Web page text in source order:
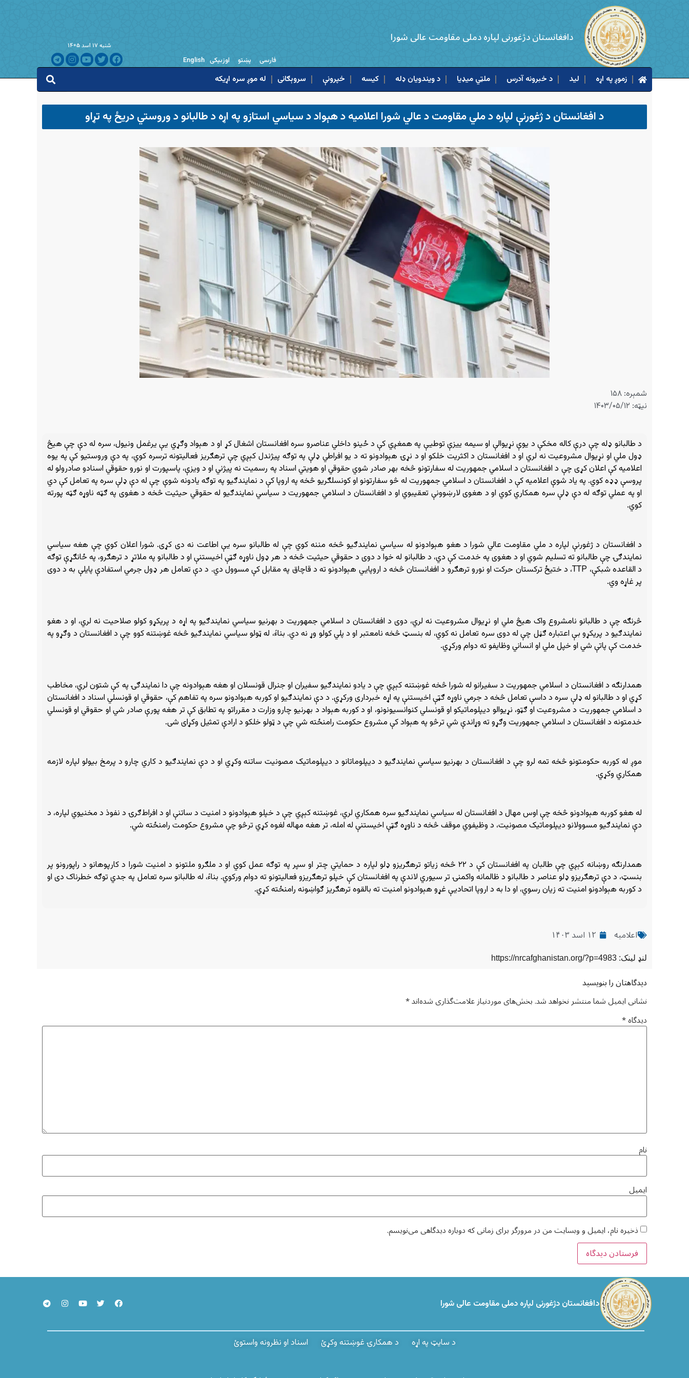
دافغانستان دژغورنی لپاره دملی مقاومت عالی شورا
فارسی پښتو اوزبیکی English
شنبه ۱۷ اسد ۱۴۰۵
زموږ په اړه لید د خبرونه آدرس ملټي میډیا د ویندویان ډله کیسه خپرونې له موږ سره اړیکه
د افغانستان د ژغورنې لپاره د ملي مقاومت د عالي شورا اعلامیه د هېواد د سیاسي استازو په اړه د طالبانو د وروستي دریځ په تړاو
شمېره: ۱۵۸
نیټه: ۱۴۰۳/۰۵/۱۲
د طالبانو ډله چې درې کاله مخکې د یوې نړیوالې او سیمه ییزې توطیې په همغږي کې د ځینو داخلي عناصرو سره افغانستان اشغال کړ او د هېواد وګړي یې یرغمل ونیول، سره له دې چې هیڅ
ډول ملي او نړیوال مشروعیت نه لري او د افغانستان د اکثریت خلکو او د نړۍ هېوادونو ته د یو افراطي ډلې په توګه پیژندل کېږي چې ترهګریز فعالیتونه ترسره کوي، په دې وروستیو کې په یوه
اعلامیه کې اعلان کړی چې د افغانستان د اسلامي جمهوریت له سفارتونو څخه بهر صادر شوي حقوقي او هویتي اسناد په رسمیت نه پیژني او د ویزې، پاسپورت او نورو حقوقي اسنادو صادرولو له
پروسې ډډه کوي. په یاد شوې اعلامیه کې د افغانستان د اسلامي جمهوریت له څو سفارتونو او کونسلګریو څخه په اروپا کې د نمایندګیو په توګه یادونه شوې چې له دې ډلې سره په تعامل کې دي
او په عملي توګه له دې ډلې سره همکاري کوي او د هغوی لارښوونې تعقیبوي او د افغانستان د اسلامي جمهوریت د سیاسي نمایندګیو له حقوقي حیثیت څخه د هغوی په ګټه ناوړه ګټه پورته
کوي.
د افغانستان د ژغورنې لپاره د ملي مقاومت عالي شورا د هغو هېوادونو له سیاسي نمایندګیو څخه مننه کوي چې له طالبانو سره یې اطاعت نه دی کړی. شورا اعلان کوي چې هغه سیاسي
نمایندګۍ چې طالبانو ته تسلیم شوي او د هغوی په خدمت کې دي، د طالبانو له خوا د دوی د حقوقي حیثیت څخه د هر ډول ناوړه ګټې اخیستنې او د طالبانو په ملاتړ د ترهګرو، په ځانګړې توګه
د القاعده شبکې، TTP، د ختیځ ترکستان حرکت او نورو ترهګرو د افغانستان څخه د اروپایي هېوادونو ته د قاچاق په مقابل کې مسوول دي. د دې تعامل هر ډول جرمي استفادې پایلې به د دوی
پر غاړه وي.
څرنګه چې د طالبانو نامشروع واک هیڅ ملي او نړیوال مشروعیت نه لري، دوی د افغانستان د اسلامي جمهوریت د بهرنیو سیاسي نمایندګیو په اړه د پریکړو کولو صلاحیت نه لري، او د هغو
نمایندګیو د پریکړو بې اعتباره ګڼل چې له دوی سره تعامل نه کوي، له بنسټ څخه نامعتبر او د پلي کولو وړ نه دي. بناءً، له ټولو سیاسي نمایندګیو څخه غوښتنه کوو چې د افغانستان د وګړو په
خدمت کې پاتې شي او خپل ملي او انساني وظایفو ته دوام ورکړي.
همدارنګه د افغانستان د اسلامي جمهوریت د سفیرانو له شورا څخه غوښتنه کېږي چې د یادو نمایندګیو سفیران او جنرال قونسلان او هغه هېوادونه چې دا نمایندګۍ په کې شتون لري، مخاطب
کړي او د طالبانو له ډلې سره د داسې تعامل څخه د جرمي ناوړه ګټې اخیستنې په اړه خبرداری ورکړي. د دې نمایندګیو او کوربه هېوادونو سره په تفاهم کې، حقوقي او قونسلي اسناد د افغانستان
د اسلامي جمهوریت د مشروعیت او ګټو، نړیوالو دیپلوماتیکو او قونسلي کنوانسیونونو، او د کوربه هېواد د بهرنیو چارو وزارت د مقرراتو په تطابق کې تر هغه پورې صادر شي او حقوقي او قونسلي
خدمتونه د افغانستان د اسلامي جمهوریت وګړو ته وړاندې شي ترڅو په هېواد کې مشروع حکومت رامنځته شي چې د ټولو خلکو د ارادې تمثیل وکړای شی.
موږ له کوربه حکومتونو څخه تمه لرو چې د افغانستان د بهرنیو سیاسي نمایندګیو د دیپلوماتانو د دیپلوماتیک مصونیت ساتنه وکړي او د دې نمایندګیو د کاري چارو د پرمخ بیولو لپاره لازمه
همکاري وکړي.
له هغو کوربه هېوادونو څخه چې اوس مهال د افغانستان له سیاسي نمایندګیو سره همکاري لري، غوښتنه کېږي چې د خپلو هېوادونو د امنیت د ساتنې او د افراط‌ګرۍ د نفوذ د مخنیوي لپاره، د
دې نمایندګیو مسوولانو دیپلوماتیک مصونیت، د وظیفوي موقف څخه د ناوړه ګټې اخیستنې له امله، تر هغه مهاله لغوه کړي ترڅو چې مشروع حکومت رامنځته شي.
همدارنګه روښانه کېږي چې طالبان په افغانستان کې د ۲۲ څخه زیاتو ترهګریزو ډلو لپاره د حمایتي چتر او سپر په توګه عمل کوي او د ملګرو ملتونو د امنیت شورا د کارپوهانو د راپورونو پر
بنسټ، د دې ترهګریزو ډلو عناصر د طالبانو د ظالمانه واکمنۍ تر سیوري لاندې په افغانستان کې خپلو ترهګریزو فعالیتونو ته دوام ورکوي. بناءً، له طالبانو سره تعامل په جدي توګه خطرناک دی او
د کوربه هېوادونو امنیت ته زیان رسوي، او دا به د اروپا اتحادیې غړو هېوادونو امنیت ته بالقوه ترهګریز ګواښونه رامنځته کړي.
اعلامیه ۱۲ اسد ۱۴۰۳
لنډ لینک: https://nrcafghanistan.org/?p=4983
دیدگاهتان را بنویسید
نشانی ایمیل شما منتشر نخواهد شد.بخش‌های موردنیاز علامت‌گذاری شده‌اند*
دیدگاه*
نام
ایمیل
ذخیره نام، ایمیل و وبسایت من در مرورگر برای زمانی که دوباره دیدگاهی می‌نویسم.
دافغانستان دژغورنی لپاره دملی مقاومت عالی شورا
د سایټ په اړه د همکارۍ غوښتنه وکړئ اسناد او نظرونه واستوئ